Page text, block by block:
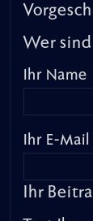
Wer sind
Ihr Name
Ihr E-
Ihr